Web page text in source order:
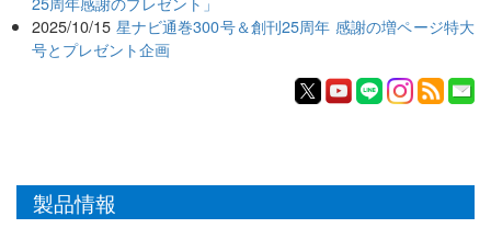
2025/10/15 星ナビ通巻300号＆創刊25周年 感謝の増ページ特大
号とプレゼント企画
製品情報